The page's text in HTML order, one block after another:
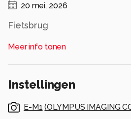
20 mei, 2026
Fietsbrug
Alle rechten voorbehouden
Meer info tonen
Instellingen
E-M1 (OLYMPUS IMAGING